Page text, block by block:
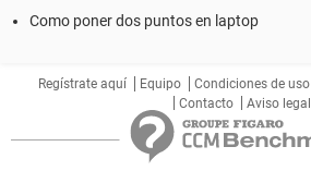
Como poner dos puntos en laptop
Regístrate aquí Equipo Condiciones de uso
Contacto
Aviso legal